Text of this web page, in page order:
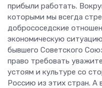
прибыли работать.
которыми мы всегда
добрососедские
экономическую
бывшего Советского
право требовать
устоям и культуре со
Россию из этих стран. А